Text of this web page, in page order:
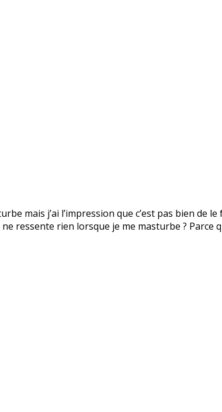
mais j’ai l’impression que c’est pas bien de
ressente rien lorsque je me masturbe ?